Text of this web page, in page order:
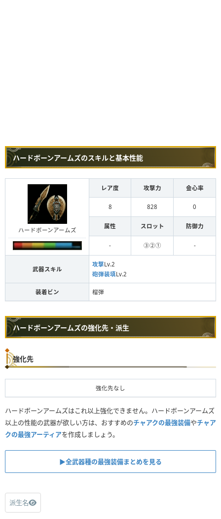
ハードボーンアームズのスキルと基本性能
ハードボーンアームズ
レア度 攻撃力 会心率
8 828 0
属性 スロット 防御力
- ③②① -
武器スキル
攻撃Lv.2
砲弾装填Lv.2
装着ビン 榴弾
ハードボーンアームズの強化先・派生
強化先
強化先なし
ハードボーンアームズはこれ以上強化できません。ハードボーンアームズ
以上の性能の武器が欲しい方は、おすすめのチャアクの最強装備やチャア
クの最強アーティアを作成しましょう。
▶︎全武器種の最強装備まとめを見る
派生名